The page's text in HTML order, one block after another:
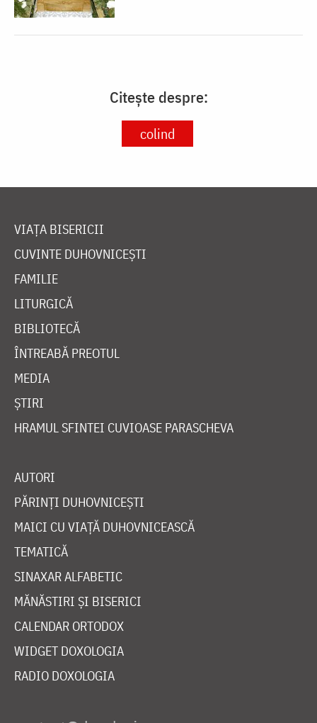
Citește despre:
colind
VIAȚA BISERICII
CUVINTE DUHOVNICEȘTI
FAMILIE
LITURGICĂ
BIBLIOTECĂ
ÎNTREABĂ PREOTUL
MEDIA
ȘTIRI
HRAMUL SFINTEI CUVIOASE PARASCHEVA
AUTORI
PĂRINȚI DUHOVNICEȘTI
MAICI CU VIAȚĂ DUHOVNICEASCĂ
TEMATICĂ
SINAXAR ALFABETIC
MĂNĂSTIRI ȘI BISERICI
CALENDAR ORTODOX
WIDGET DOXOLOGIA
RADIO DOXOLOGIA